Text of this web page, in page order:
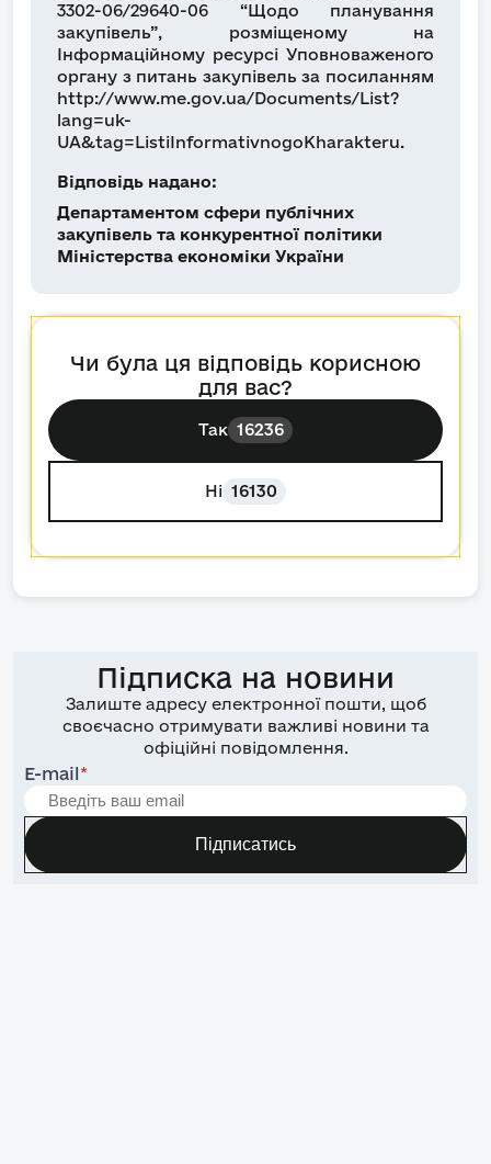
3302-06/29640-06 “Щодо планування
закупівель”, розміщеному на
Інформаційному ресурсі Уповноваженого
органу з питань закупівель за посиланням
http://www.me.gov.ua/Documents/List?
lang=uk-
UA&tag=ListiInformativnogoKharakteru.
Відповідь надано:
Департаментом сфери публічних
закупівель та конкурентної політики
Міністерства економіки України
Чи була ця відповідь корисною
для вас?
Так 16236
Ні 16130
Підписка на новини
Залиште адресу електронної пошти, щоб
своєчасно отримувати важливі новини та
офіційні повідомлення.
E-mail*
Підписатись